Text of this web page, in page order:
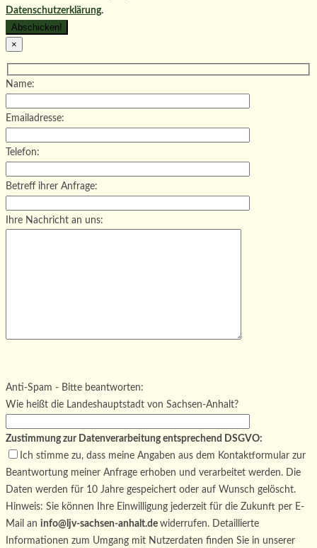
Datenschutzerklärung.
×
Name:
Emailadresse:
Telefon:
Betreff ihrer Anfrage:
Ihre Nachricht an uns:
Bitte lasse dieses Feld leer.
Anti-Spam - Bitte beantworten:
Wie heißt die Landeshauptstadt von Sachsen-Anhalt?
Zustimmung zur Datenverarbeitung entsprechend DSGVO:
Ich stimme zu, dass meine Angaben aus dem Kontaktformular zur
Beantwortung meiner Anfrage erhoben und verarbeitet werden. Die
Daten werden für 10 Jahre gespeichert oder auf Wunsch gelöscht.
Hinweis: Sie können Ihre Einwilligung jederzeit für die Zukunft per E-
Mail an info@ljv-sachsen-anhalt.de widerrufen. Detaillierte
Informationen zum Umgang mit Nutzerdaten finden Sie in unserer